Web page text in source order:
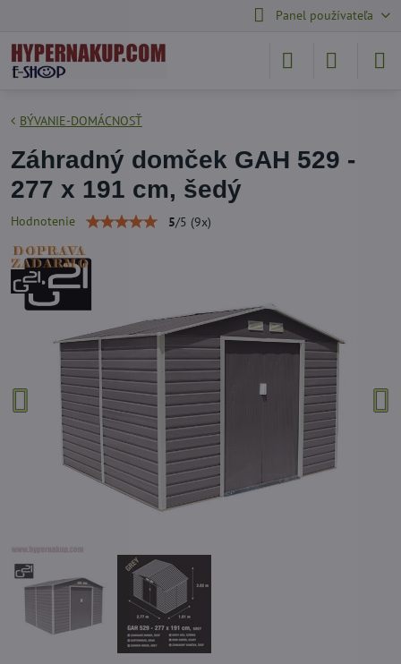
Panel používateľa
BÝVANIE-DOMÁCNOSŤ
Záhradný domček GAH 529 -
277 x 191 cm, šedý
Hodnotenie 5/5 (9x)